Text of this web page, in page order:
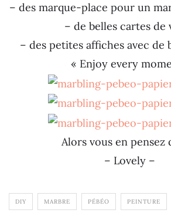
– des marque-place pour un
– de belles cartes
– des petites affiches avec de
« Enjoy every
Alors vous en pensez
– Lovely –
DIY MARBRE PÉBÉO PEINTURE